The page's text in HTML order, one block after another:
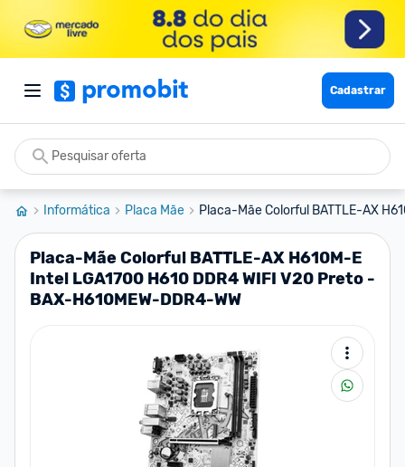
Cadastrar
Informática Placa Mãe Placa-Mãe Colorful BATTLE-AX
Placa-Mãe Colorful BATTLE-AX H610M-E
Intel LGA1700 H610 DDR4 WIFI V20 Preto -
BAX-H610MEW-DDR4-WW